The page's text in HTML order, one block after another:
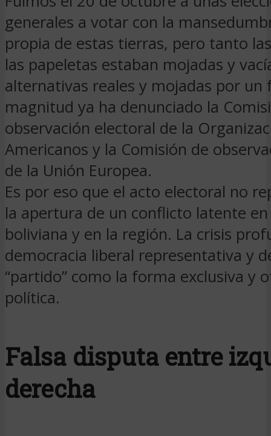
generales a votar con la
propia de estas tierras, pero tanto
las papeletas estaban mojadas y
alternativas reales y mojadas por un
magnitud ya ha denunciado la
observación electoral de la
Americanos y la Comisión de
de la Unión Europea.
Es por eso que el acto electoral no
la apertura de un conflicto latente
boliviana y en la región. La crisis
democracia liberal representativa y
“partido” como la forma exclusiva y
política.
Falsa disputa entre
derecha